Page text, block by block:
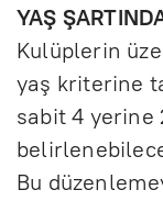
YAŞ
Kulüplerin
yaş kriterine
sabit 4 yerine
Bu